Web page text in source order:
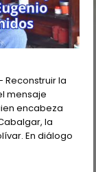
Reconstruir la
mensaje
encabeza
la
En diálogo